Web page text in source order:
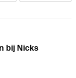
bij Nicks